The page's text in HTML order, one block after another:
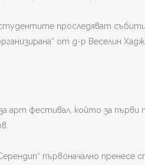
проследяват
от д-р Веселин
арт фестивал, който за
първоначално